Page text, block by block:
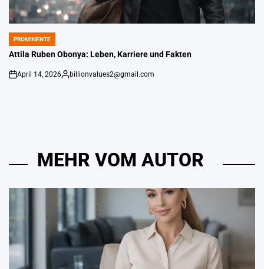
POSTED
IN
PROMINENTE
Attila Ruben Obonya: Leben, Karriere und Fakten
An
April 14, 2026
Gepostet
billionvalues2@gmail.com
MEHR VOM AUTOR